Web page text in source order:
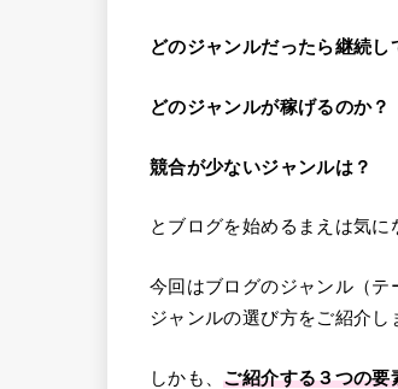
どのジャンルだったら継続し
どのジャンルが稼げるのか？
競合が少ないジャンルは？
とブログを始めるまえは気に
今回はブログのジャンル（
ジャンルの選び方をご紹介し
しかも、ご紹介する３つの要